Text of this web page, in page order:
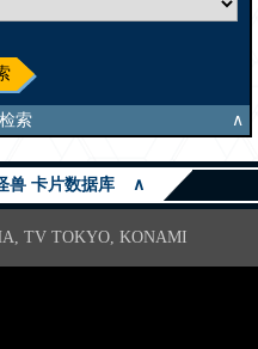
索 ∧
兽 卡片数据库 ∧
TV TOKYO, KONAMI